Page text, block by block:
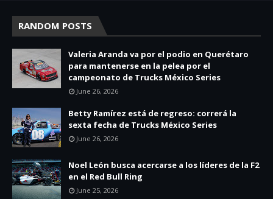
RANDOM POSTS
Valeria Aranda va por el podio en Querétaro
para mantenerse en la pelea por el
campeonato de Trucks México Series
June 26, 2026
Betty Ramírez está de regreso: correrá la
sexta fecha de Trucks México Series
June 26, 2026
Noel León busca acercarse a los líderes de la F2
en el Red Bull Ring
June 25, 2026